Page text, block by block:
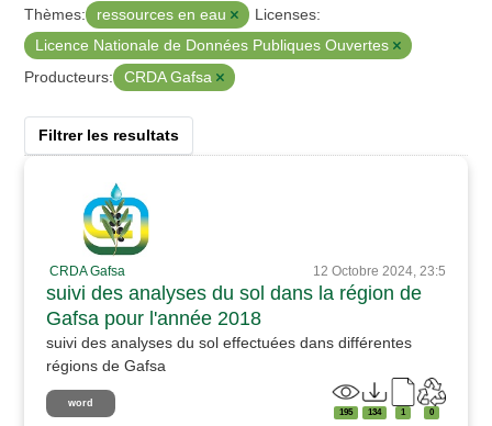
Thèmes: ressources en eau
Licenses:
Licence Nationale de Données Publiques Ouvertes
Producteurs:
CRDA Gafsa
Filtrer les resultats
CRDA Gafsa 12 Octobre 2024, 23:5
suivi des analyses du sol dans la région de
Gafsa pour l'année 2018
suivi des analyses du sol effectuées dans différentes
régions de Gafsa
word
195 134 1 0